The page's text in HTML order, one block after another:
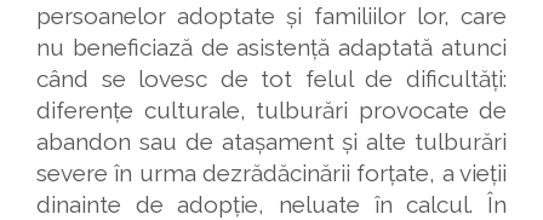
persoanelor adoptate și familiilor lor, care
nu beneficiază de asistență adaptată atunci
când se lovesc de tot felul de dificultăți:
diferențe culturale, tulburări provocate de
abandon sau de atașament și alte tulburări
severe în urma dezrădăcinării forțate, a vieții
dinainte de adopție, neluate în calcul. În